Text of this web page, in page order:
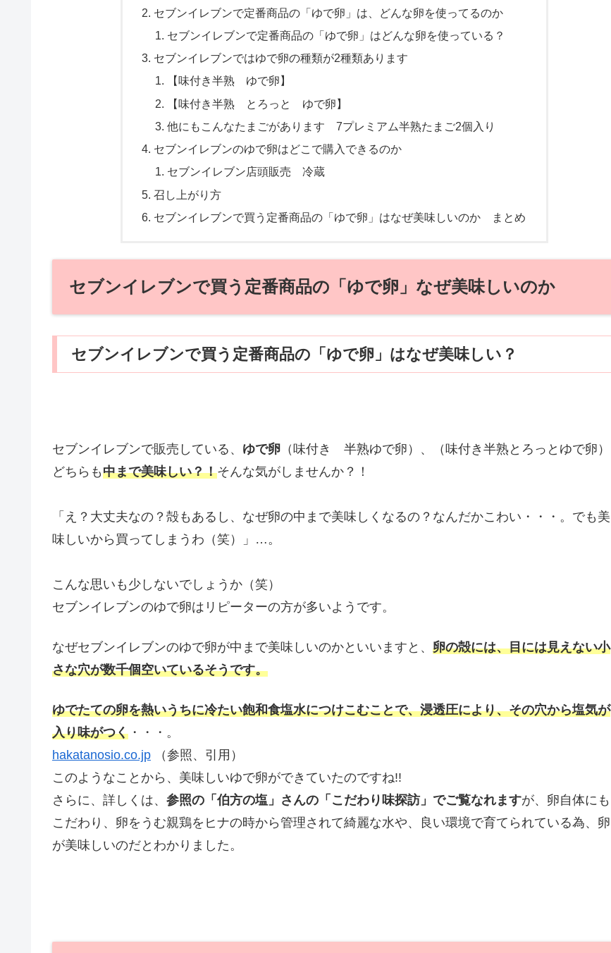
セブンイレブンで定番商品の「ゆで卵」は、どんな卵を使ってるのか
セブンイレブンで定番商品の「ゆで卵」はどんな卵を使っている？
セブンイレブンではゆで卵の種類が2種類あります
【味付き半熟 ゆで卵】
【味付き半熟 とろっと ゆで卵】
他にもこんなたまごがあります 7プレミアム半熟たまご2個入り
セブンイレブンのゆで卵はどこで購入できるのか
セブンイレブン店頭販売 冷蔵
召し上がり方
セブンイレブンで買う定番商品の「ゆで卵」はなぜ美味しいのか まとめ
セブンイレブンで買う定番商品の「ゆで卵」なぜ美味しいのか
セブンイレブンで買う定番商品の「ゆで卵」はなぜ美味しい？
セブンイレブンで販売している、 ゆで卵 （味付き 半熟ゆで卵）、（味付き半熟とろっとゆで卵）
どちらも中まで美味しい？！そんな気がしませんか？！
「え？大丈夫なの？殻もあるし、なぜ卵の中まで美味しくなるの？なんだかこわい・・・。でも美
味しいから買ってしまうわ（笑）」…。
こんな思いも少しないでしょうか（笑）
セブンイレブンのゆで卵はリピーターの方が多いようです。
なぜセブンイレブンのゆで卵が中まで美味しいのかといいますと、 卵の殻には、目には見えない小
さな穴が数千個空いているそうです。
ゆでたての卵を熱いうちに冷たい飽和食塩水につけこむことで、浸透圧により、その穴から塩気が
入り味がつく ・・・。
hakatanosio.co.jp （参照、引用）
このようなことから、美味しいゆで卵ができていたのですね!!
さらに、詳しくは、 参照の「伯方の塩」さんの「こだわり味探訪」でご覧なれますが、卵自体にも
こだわり、卵をうむ親鶏をヒナの時から管理されて綺麗な水や、良い環境で育てられている為、卵
が美味しいのだとわかりました。